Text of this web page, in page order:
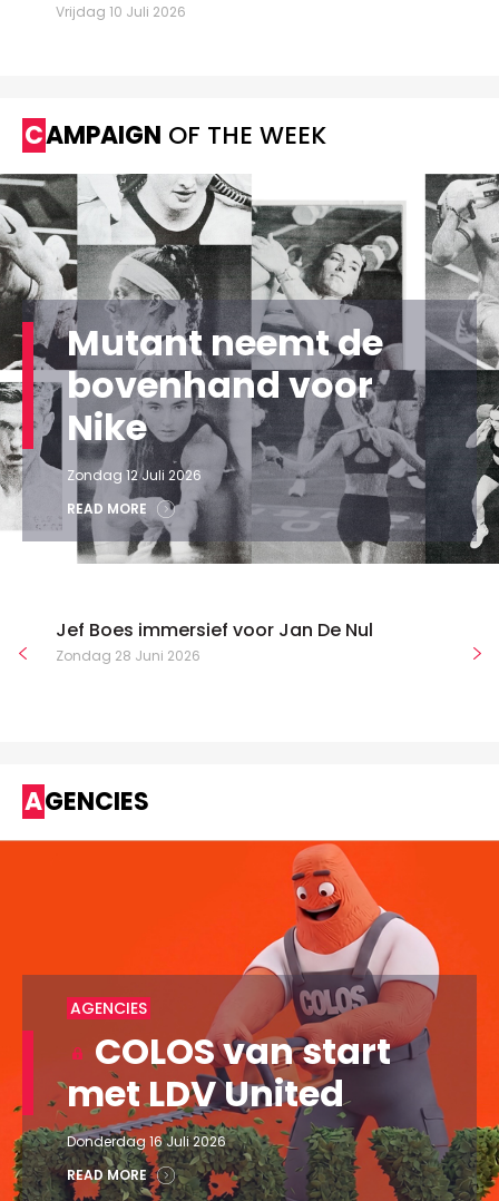
Vrijdag 10 Juli 2026
CAMPAIGN OF THE WEEK
Mutant neemt de
bovenhand voor
Nike
Zondag 12 Juli 2026
READ MORE
Jef Boes immersief voor Jan De Nul
Zondag 28 Juni 2026
AGENCIES
AGENCIES
COLOS van start
met LDV United
Donderdag 16 Juli 2026
READ MORE